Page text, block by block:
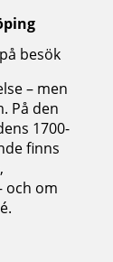
besök
– men
På den
1700-
finns
och om